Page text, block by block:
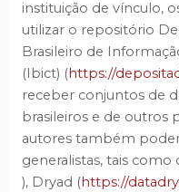
instituição de vínculo,
utilizar o repositório
Brasileiro de
(Ibict) (https://
receber conjuntos de
brasileiros e de outros
autores também
generalistas, tais como
), Dryad (https://